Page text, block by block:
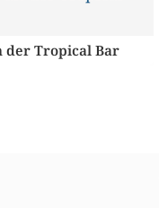
der Tropical Bar